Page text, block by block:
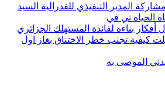
المدير التنفيذي للفدرالية السيد
الحياة تي في
أفكار بناءة لفائدة المستهلك الجزائري
كيفية تجنب خطر الاختناق بغاز اول
الموصى به